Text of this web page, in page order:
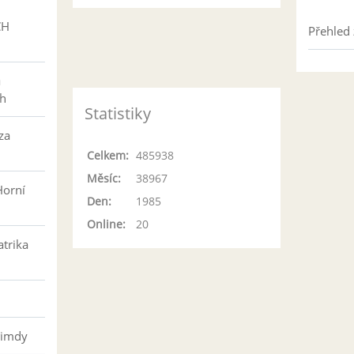
Statistiky
Online: 20
Celkem: 485938
Měsíc:
38967
Den:
1985